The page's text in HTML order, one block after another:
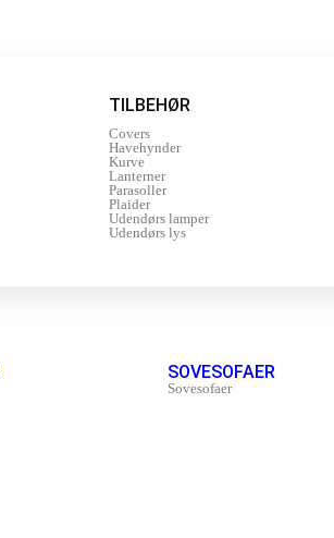
TILBEHØR
Covers
Havehynder
Kurve
Lanterner
Parasoller
Plaider
Udendørs lamper
Udendørs lys
SOVESOFAER
Sovesofaer